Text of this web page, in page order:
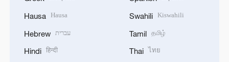
Hausa Hausa
Hebrew עברית
Hindi हिन्दी
Swahili Kiswahili
Tamil தமிழ்
Thai ไทย